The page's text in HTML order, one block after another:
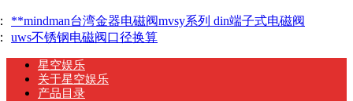
**mindman台湾金器电磁阀mvsy系列 din端子式电磁阀
uws不锈钢电磁阀口径换算
星空娱乐
关于星空娱乐
产品目录